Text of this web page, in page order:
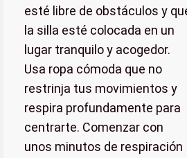
esté libre de obstáculos y
la silla esté colocada en un
lugar tranquilo y acogedor.
Usa ropa cómoda que no
restrinja tus movimientos y
respira profundamente para
centrarte. Comenzar con
unos minutos de respiración